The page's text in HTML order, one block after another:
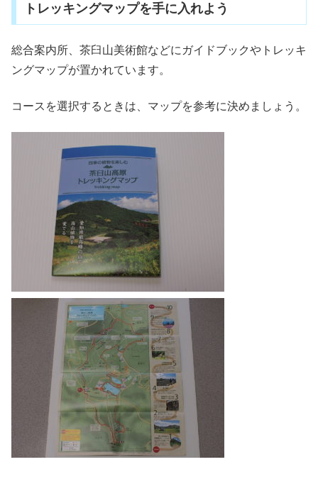
トレッキングマップを手に入れよう
総合案内所、茶臼山美術館などにガイドブックやトレッキ
ングマップが置かれています。
コースを選択するときは、マップを参考に決めましょう。